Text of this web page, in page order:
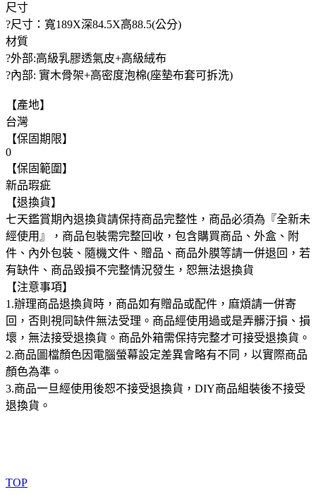
尺寸
?尺寸：寬189X深84.5X高88.5(公分)
材質
?外部:高級乳膠透氣皮+高級絨布
?內部: 實木骨架+高密度泡棉(座墊布套可拆洗)
【產地】
台灣
【保固期限】
0
【保固範圍】
新品瑕疵
【退換貨】
七天鑑賞期內退換貨請保持商品完整性，商品必須為『全新未
經使用』，商品包裝需完整回收，包含購買商品、外盒、附
件、內外包裝、隨機文件、贈品、商品外膜等請一併退回，若
有缺件、商品毀損不完整情況發生，恕無法退換貨
【注意事項】
1.辦理商品退換貨時，商品如有贈品或配件，麻煩請一併寄
回，否則視同缺件無法受理。商品經使用過或是弄髒汙損、損
壞，無法接受退換貨。商品外箱需保持完整才可接受退換貨。
2.商品圖檔顏色因電腦螢幕設定差異會略有不同，以實際商品
顏色為準。
3.商品一旦經使用後恕不接受退換貨，DIY商品組裝後不接受
退換貨。
TOP